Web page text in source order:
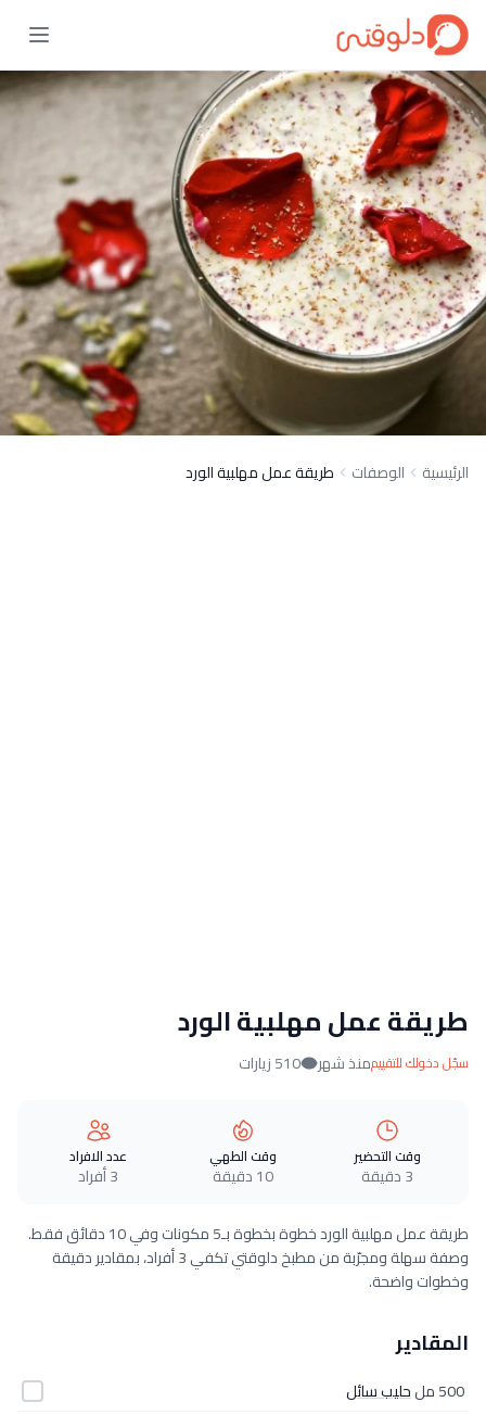
الرئيسية الوصفات طريقة عمل مهلبية الورد
طريقة عمل مهلبية الورد
سجّل دخولك للتقييممنذ شهر 510 زيارات
وقت التحضير
3 دقيقة
وقت الطهي
10 دقيقة
عدد الافراد
3 أفراد
طريقة عمل مهلبية الورد خطوة بخطوة بـ5 مكونات وفي 10 دقائق فقط.
وصفة سهلة ومجرّبة من مطبخ دلوقتي تكفي 3 أفراد، بمقادير دقيقة
وخطوات واضحة.
المقادير
500 مل
حليب سائل